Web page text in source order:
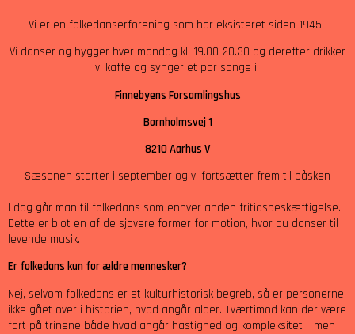
Vi er en folkedanserforening som har eksisteret siden 1945.
Vi danser og hygger hver mandag kl. 19.00-20.30 og derefter drikker
vi kaffe og synger et par sange i
Finnebyens Forsamlingshus
Bornholmsvej 1
8210 Aarhus V
Sæsonen starter i september og vi fortsætter frem til påsken
I dag går man til folkedans som enhver anden fritidsbeskæftigelse.
Dette er blot en af de sjovere former for motion, hvor du danser til
levende musik.
Er folkedans kun for ældre mennesker?
Nej, selvom folkedans er et kulturhistorisk begreb, så er personerne
ikke gået over i historien, hvad angår alder. Tværtimod kan der være
fart på trinene både hvad angår hastighed og kompleksitet – men